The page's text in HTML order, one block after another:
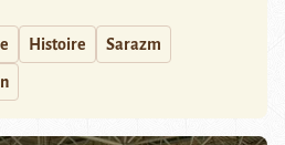
Histoire Sarazm